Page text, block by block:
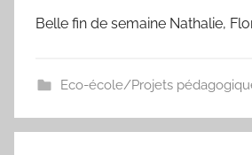
Belle fin de semaine Nathalie,
Eco-école/Projets